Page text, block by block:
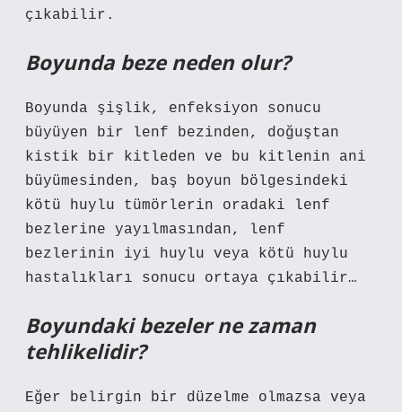
çıkabilir.
Boyunda beze neden olur?
Boyunda şişlik, enfeksiyon sonucu
büyüyen bir lenf bezinden, doğuştan
kistik bir kitleden ve bu kitlenin ani
büyümesinden, baş boyun bölgesindeki
kötü huylu tümörlerin oradaki lenf
bezlerine yayılmasından, lenf
bezlerinin iyi huylu veya kötü huylu
hastalıkları sonucu ortaya çıkabilir…
Boyundaki bezeler ne zaman
tehlikelidir?
Eğer belirgin bir düzelme olmazsa veya